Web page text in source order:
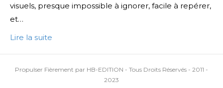
visuels, presque impossible à ignorer, facile à repérer,
et…
Lire la suite
Propulser Fièrement par HB-EDITION - Tous Droits Réservés - 2011 -
2023